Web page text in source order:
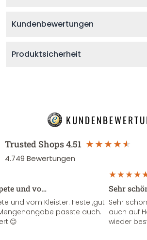
Kundenbewertungen
Produktsicherheit
Trusted Shops4.51
4.749 Bewertungen
und vo…
und vom Kleister. Feste ,gut
passte auch.
Sehr
Sehr
auch auf
wieder